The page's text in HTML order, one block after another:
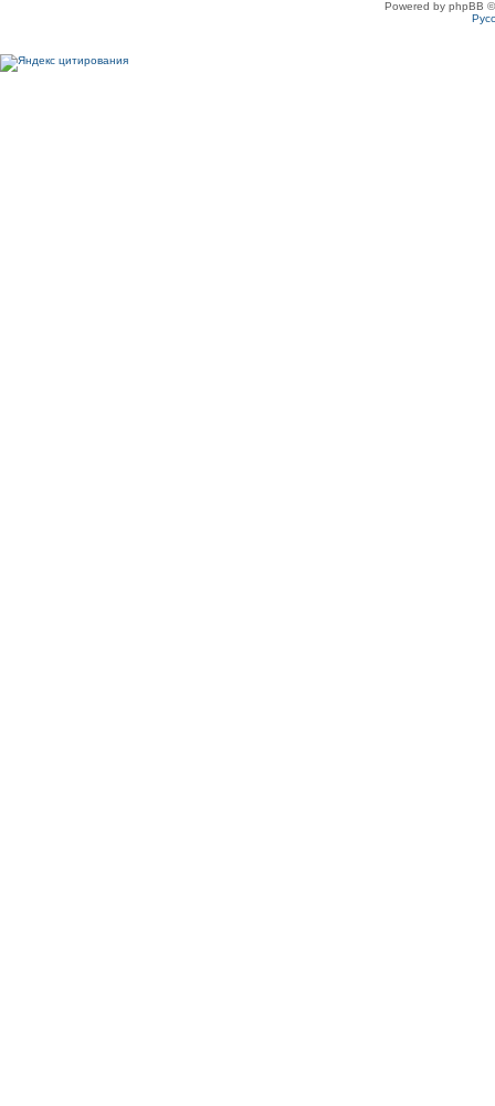
Powered by phpBB